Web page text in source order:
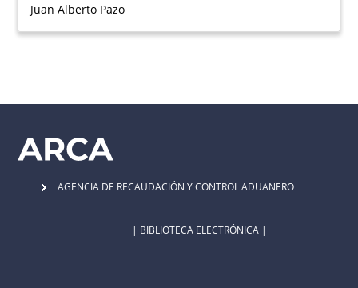
Juan Alberto Pazo
AGENCIA DE RECAUDACIÓN Y CONTROL ADUANERO
| BIBLIOTECA ELECTRÓNICA |